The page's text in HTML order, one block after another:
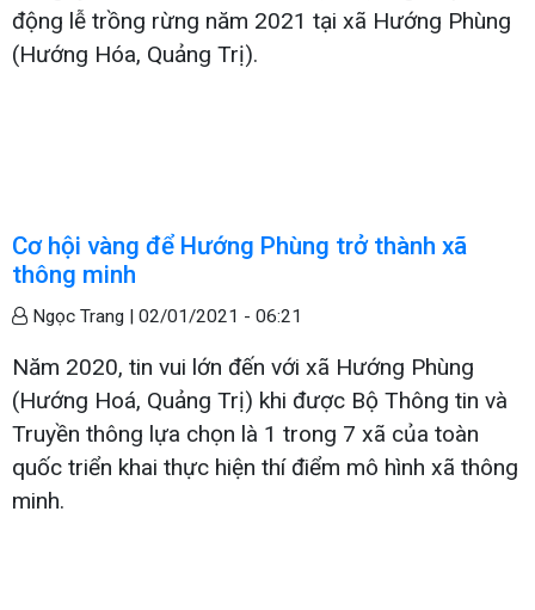
động lễ trồng rừng năm 2021 tại xã Hướng Phùng
(Hướng Hóa, Quảng Trị).
Cơ hội vàng để Hướng Phùng trở thành xã
thông minh
Ngọc Trang | 02/01/2021 - 06:21
Năm 2020, tin vui lớn đến với xã Hướng Phùng
(Hướng Hoá, Quảng Trị) khi được Bộ Thông tin và
Truyền thông lựa chọn là 1 trong 7 xã của toàn
quốc triển khai thực hiện thí điểm mô hình xã thông
minh.